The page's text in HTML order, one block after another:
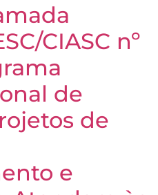
CIASC nº
de
de
e